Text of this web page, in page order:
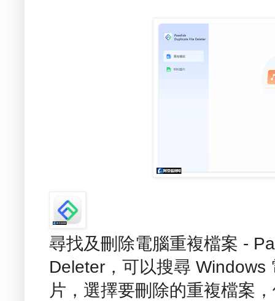
尋找及刪除電腦重複檔案 -
Deleter，可以搜尋 Windows
片，選擇要刪除的重複檔案